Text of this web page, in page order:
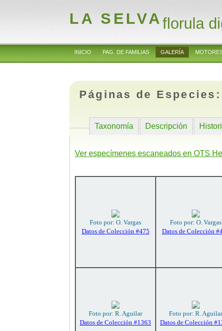
LA SELVAflorula
INICIO PAG. DE FAMILIAS GALERÍA
Páginas de
Taxonomía Descripción
Ver especímenes escaneados en OTS
Foto por: O. Vargas
Datos de Colección #475
Foto por: O. Vargas
Datos de Colección
Foto por: R. Aguilar
Datos de Colección #1363
Foto por: R. Aguilar
Datos de Colección